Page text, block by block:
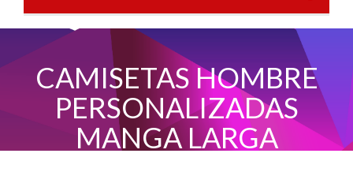
CAMISETAS HOMBRE
PERSONALIZADAS
MANGA LARGA